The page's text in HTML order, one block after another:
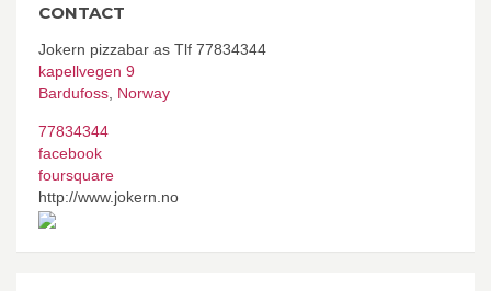
CONTACT
Jokern pizzabar as Tlf 77834344
kapellvegen 9
Bardufoss Norway
77834344
facebook
foursquare
http://www.jokern.no